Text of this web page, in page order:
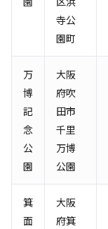
寺公
園町
万
博
記
念
公
園
大阪
府吹
田市
千里
万博
公園
箕
面
大阪
府箕